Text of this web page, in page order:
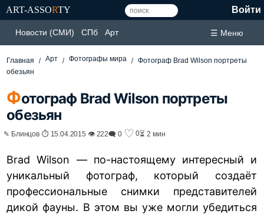
ART-ASSORTY Войти
Новости (СМИ) СПб Арт ☰ Меню
Главная Арт Фотографы мира
Фотограф Brad Wilson портреты
обезьян
Фотограф Brad Wilson портреты
обезьян
✎ Блинцов ⏱ 15.04.2015 👁 222🗨 0 ♡ 0⏳ 2 мин
Brad Wilson — по-настоящему интересный и
уникальный фотограф, который создаёт
профессиональные снимки представителей
дикой фауны. В этом вы уже могли убедиться